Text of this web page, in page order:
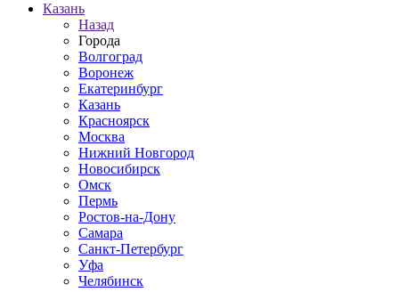
Казань
Назад
Города
Волгоград
Воронеж
Екатеринбург
Казань
Красноярск
Москва
Нижний Новгород
Новосибирск
Омск
Пермь
Ростов-на-Дону
Самара
Санкт-Петербург
Уфа
Челябинск